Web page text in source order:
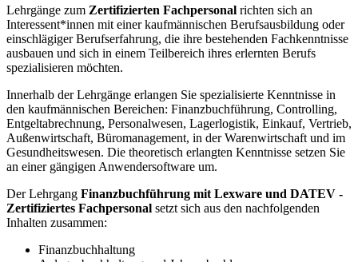
Lehrgänge zum Zertifizierten Fachpersonal richten sich an
Interessent*innen mit einer kaufmännischen Berufsausbildung oder
einschlägiger Berufserfahrung, die ihre bestehenden Fachkenntnisse
ausbauen und sich in einem Teilbereich ihres erlernten Berufs
spezialisieren möchten.
Innerhalb der Lehrgänge erlangen Sie spezialisierte Kenntnisse in
den kaufmännischen Bereichen: Finanzbuchführung, Controlling,
Entgeltabrechnung, Personalwesen, Lagerlogistik, Einkauf, Vertrieb,
Außenwirtschaft, Büromanagement, in der Warenwirtschaft und im
Gesundheitswesen. Die theoretisch erlangten Kenntnisse setzen Sie
an einer gängigen Anwendersoftware um.
Der Lehrgang Finanzbuchführung mit Lexware und DATEV -
Zertifiziertes Fachpersonal setzt sich aus den nachfolgenden
Inhalten zusammen:
Finanzbuchhaltung